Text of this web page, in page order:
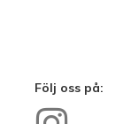
Följ oss på: